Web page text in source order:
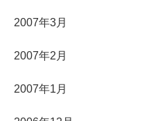
2007年3月
2007年2月
2007年1月